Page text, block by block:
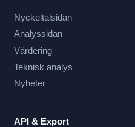
Nyckeltalsidan
Analyssidan
Värdering
Teknisk analys
Nyheter
API & Export